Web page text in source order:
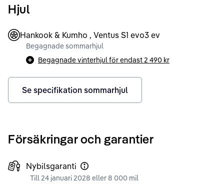
Hjul
Hankook & Kumho , Ventus S1 evo3 ev
Begagnade sommarhjul
Begagnade vinterhjul för endast2 490 kr
Se specifikation sommarhjul
Försäkringar och garantier
Nybilsgaranti
Till 24 januari 2028 eller 8 000 mil